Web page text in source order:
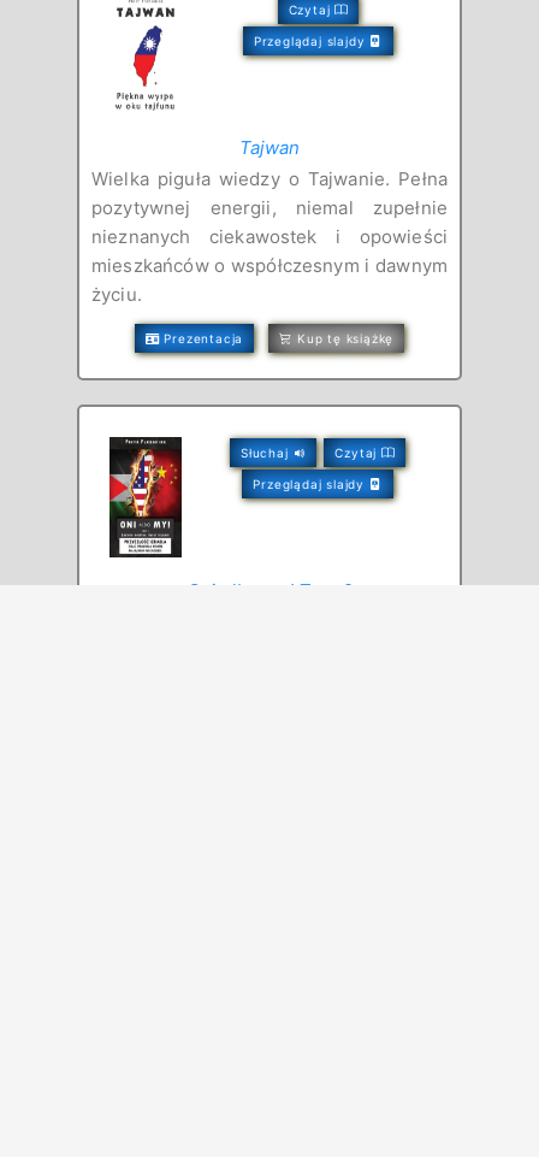
Czytaj
Przeglądaj slajdy
Tajwan
Wielka piguła wiedzy o Tajwanie. Pełna
pozytywnej energii, niemal zupełnie
nieznanych ciekawostek i opowieści
mieszkańców o współczesnym i dawnym
życiu.
Prezentacja Kup tę książkę
Słuchaj Czytaj
Przeglądaj slajdy
Oni albo my! Tom 2